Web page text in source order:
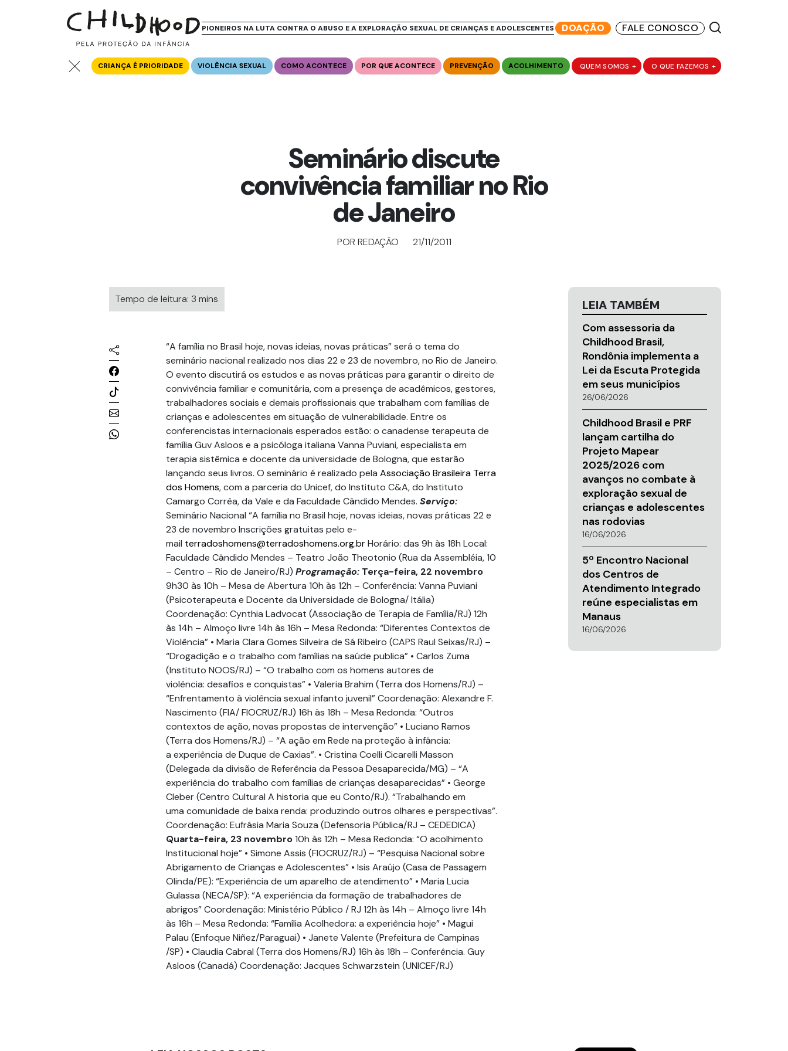
PIONEIROS NA LUTA CONTRA O ABUSO E A EXPLORAÇÃO SEXUAL DE CRIANÇAS E ADOLESCENTES DOAÇÃO FALE CONOSCO
CRIANÇA É PRIORIDADE VIOLÊNCIA SEXUAL COMO ACONTECE POR QUE ACONTECE PREVENÇÃO ACOLHIMENTO QUEM SOMOS + O QUE FAZEMOS +
Seminário discute
convivência familiar no Rio
de Janeiro
POR REDAÇÃO 21/11/2011
Tempo de leitura: 3 mins
“A família no Brasil hoje, novas ideias, novas práticas” será o tema do
seminário nacional realizado nos dias 22 e 23 de novembro, no Rio de Janeiro.
O evento discutirá os estudos e as novas práticas para garantir o direito de
convivência familiar e comunitária, com a presença de acadêmicos, gestores,
trabalhadores sociais e demais profissionais que trabalham com famílias de
crianças e adolescentes em situação de vulnerabilidade. Entre os
conferencistas internacionais esperados estão: o canadense terapeuta de
família Guv Asloos e a psicóloga italiana Vanna Puviani, especialista em
terapia sistêmica e docente da universidade de Bologna, que estarão
lançando seus livros. O seminário é realizado pela Associação Brasileira Terra
dos Homens, com a parceria do Unicef, do Instituto C&A, do Instituto
Camargo Corrêa, da Vale e da Faculdade Cândido Mendes. Serviço:
Seminário Nacional “A família no Brasil hoje, novas ideias, novas práticas 22 e
23 de novembro Inscrições gratuitas pelo e-
mail terradoshomens@terradoshomens.org.brHorário: das 9h às 18h Local:
Faculdade Cândido Mendes – Teatro João Theotonio (Rua da Assembléia, 10
– Centro – Rio de Janeiro/RJ) Programação: Terça-feira, 22 novembro
9h30 às 10h – Mesa de Abertura 10h às 12h – Conferência: Vanna Puviani
(Psicoterapeuta e Docente da Universidade de Bologna/ Itália)
Coordenação: Cynthia Ladvocat (Associação de Terapia de Família/RJ) 12h
às 14h – Almoço livre 14h às 16h – Mesa Redonda: “Diferentes Contextos de
Violência” • Maria Clara Gomes Silveira de Sá Ribeiro (CAPS Raul Seixas/RJ) –
“Drogadição e o trabalho com famílias na saúde publica” • Carlos Zuma
(Instituto NOOS/RJ) – “O trabalho com os homens autores de
violência: desafios e conquistas” • Valeria Brahim (Terra dos Homens/RJ) –
“Enfrentamento à violência sexual infanto juvenil” Coordenação: Alexandre F.
Nascimento (FIA/ FIOCRUZ/RJ) 16h às 18h – Mesa Redonda: “Outros
contextos de ação, novas propostas de intervenção” • Luciano Ramos
(Terra dos Homens/RJ) – “A ação em Rede na proteção à infância:
a experiência de Duque de Caxias”. • Cristina Coelli Cicarelli Masson
(Delegada da divisão de Referência da Pessoa Desaparecida/MG) – “A
experiência do trabalho com famílias de crianças desaparecidas” • George
Cleber (Centro Cultural A historia que eu Conto/RJ). “Trabalhando em
uma comunidade de baixa renda: produzindo outros olhares e perspectivas”.
Coordenação: Eufrásia Maria Souza (Defensoria Pública/RJ – CEDEDICA)
Quarta-feira, 23 novembro10h às 12h – Mesa Redonda: “O acolhimento
Institucional hoje” • Simone Assis (FIOCRUZ/RJ) – “Pesquisa Nacional sobre
Abrigamento de Crianças e Adolescentes” • Isis Araújo (Casa de Passagem
Olinda/PE): “Experiência de um aparelho de atendimento” • Maria Lucia
Gulassa (NECA/SP): “A experiência da formação de trabalhadores de
abrigos” Coordenação: Ministério Público / RJ 12h às 14h – Almoço livre 14h
às 16h – Mesa Redonda: “Família Acolhedora: a experiência hoje” • Magui
Palau (Enfoque Niñez/Paraguai) • Janete Valente (Prefeitura de Campinas
/SP) • Claudia Cabral (Terra dos Homens/RJ) 16h às 18h – Conferência. Guy
Asloos (Canadá) Coordenação: Jacques Schwarzstein (UNICEF/RJ)
LEIA TAMBÉM
Com assessoria da
Childhood Brasil,
Rondônia implementa a
Lei da Escuta Protegida
em seus municípios
26/06/2026
Childhood Brasil e PRF
lançam cartilha do
Projeto Mapear
2025/2026 com
avanços no combate à
exploração sexual de
crianças e adolescentes
nas rodovias
16/06/2026
5º Encontro Nacional
dos Centros de
Atendimento Integrado
reúne especialistas em
Manaus
16/06/2026